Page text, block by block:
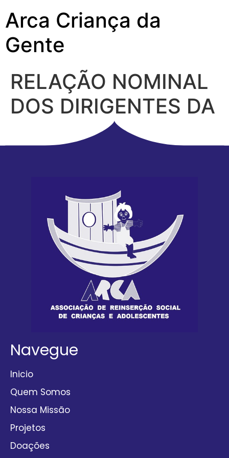
Arca Criança da
Gente
RELAÇÃO NOMINAL
DOS DIRIGENTES DA
OSC 2025
Navegue
Inicio
Quem Somos
Nossa Missão
Projetos
Doações